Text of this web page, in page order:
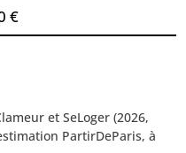
€
et SeLoger (2026,
PartirDeParis, à